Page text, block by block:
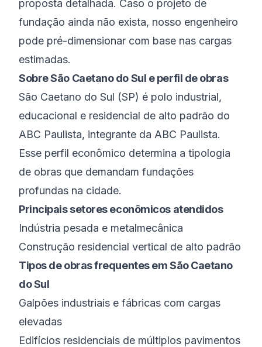
proposta detalhada. Caso o projeto de
fundação ainda não exista, nosso engenheiro
pode pré-dimensionar com base nas cargas
estimadas.
SobreSão Caetano do Sul e perfil de obras
São Caetano do Sul (SP) é polo industrial,
educacional e residencial de alto padrão do
ABC Paulista, integrante da ABC Paulista.
Esse perfil econômico determina a tipologia
de obras que demandam fundações
profundas na cidade.
Principais setores econômicos atendidos
Indústria pesada e metalmecânica
Construção residencial vertical de alto padrão
Tipos de obras frequentes emSão Caetano
do Sul
Galpões industriais e fábricas com cargas
elevadas
Edifícios residenciais de múltiplos pavimentos